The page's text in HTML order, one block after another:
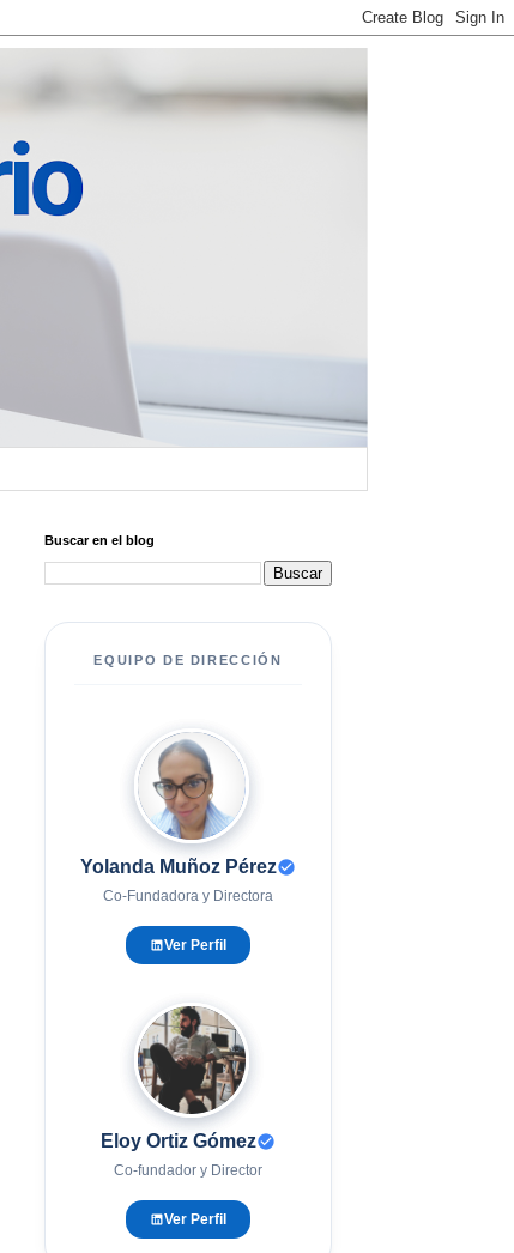
Buscar en el blog
EQUIPO DE DIRECCIÓN
YM
Yolanda Muñoz Pérez
Co-Fundadora y Directora
Ver Perfil
EG
Eloy Ortiz Gómez
Co-fundador y Director
Ver Perfil